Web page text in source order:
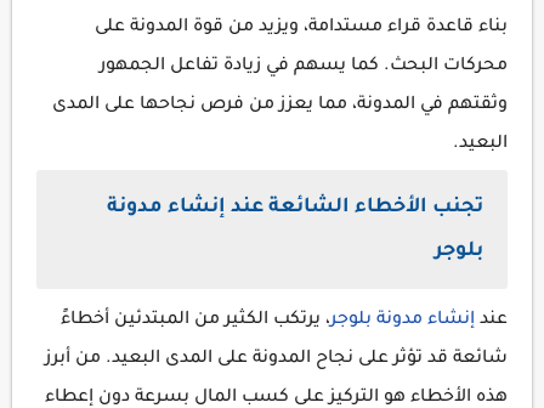
بناء قاعدة قراء مستدامة، ويزيد من قوة المدونة على
محركات البحث. كما يسهم في زيادة تفاعل الجمهور
وثقتهم في المدونة، مما يعزز من فرص نجاحها على المدى
البعيد.
تجنب الأخطاء الشائعة عند إنشاء مدونة
بلوجر
عند إنشاء مدونة بلوجر، يرتكب الكثير من المبتدئين أخطاءً
شائعة قد تؤثر على نجاح المدونة على المدى البعيد. من أبرز
هذه الأخطاء هو التركيز على كسب المال بسرعة دون إعطاء